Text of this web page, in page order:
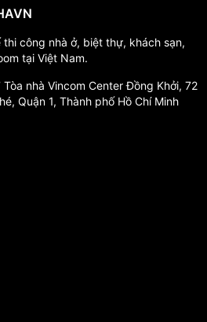
công nhà ở, biệt thự, khách sạn,
tại Việt Nam.
Tòa nhà Vincom Center Đồng Khởi, 72
Quận 1, Thành phố Hồ Chí Minh